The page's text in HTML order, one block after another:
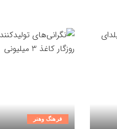
فرهنگ وهنر